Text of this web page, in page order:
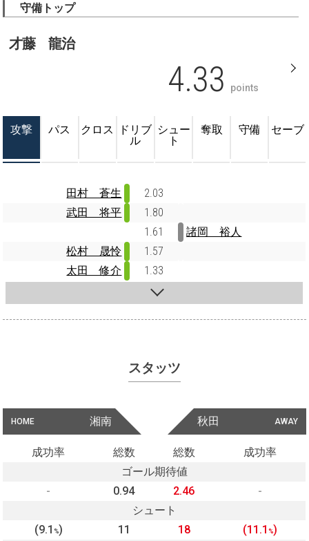
守備トップ
才藤 龍治
4.33 points
攻撃 パス クロス
ドリブ
ル
シュー
ト
奪取 守備 セーブ
田村 蒼生
2.03
武田 将平
1.80
1.61
諸岡 裕人
松村 晟怜
1.57
太田 修介
1.33
スタッツ
HOME 湘南 AWAY
秋田
成功率 総数 総数
成功率
ゴール期待値
-
0.94 2.46
-
シュート
(9.1 %) 11 18 (11.1 %)